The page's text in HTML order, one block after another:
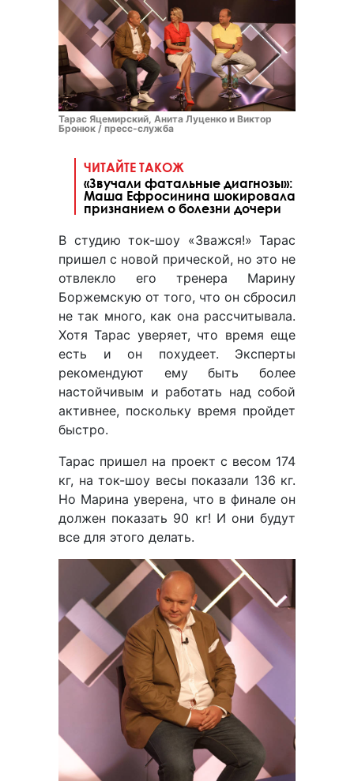
Тарас Яцемирский, Анита Луценко и Виктор
Бронюк / пресс-служба
ЧИТАЙТЕ ТАКОЖ
«Звучали фатальные диагнозы»:
Маша Ефросинина шокировала
признанием о болезни дочери
В студию ток-шоу «Зважся!» Тарас
пришел с новой прической, но это не
отвлекло его тренера Марину
Боржемскую от того, что он сбросил
не так много, как она рассчитывала.
Хотя Тарас уверяет, что время еще
есть и он похудеет. Эксперты
рекомендуют ему быть более
настойчивым и работать над собой
активнее, поскольку время пройдет
быстро.
Тарас пришел на проект с весом 174
кг, на ток-шоу весы показали 136 кг.
Но Марина уверена, что в финале он
должен показать 90 кг! И они будут
все для этого делать.